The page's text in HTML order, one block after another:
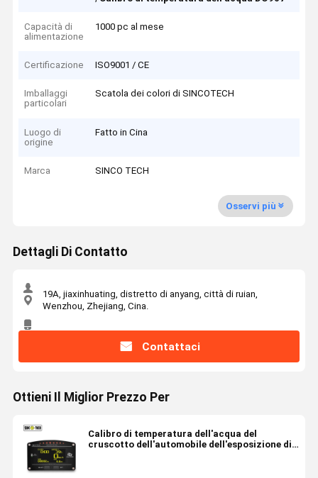
Capacità di
alimentazione
1000 pc al mese
Certificazione ISO9001 / CE
Imballaggi
particolari
Scatola dei colori di SINCOTECH
Luogo di
origine
Fatto in Cina
Marca SINCO TECH
Osservi più
Dettagli Di Contatto
19A, jiaxinhuating, distretto di anyang, città di ruian,
Wenzhou, Zhejiang, Cina.
Contattaci
Ottieni Il Miglior Prezzo Per
Calibro di temperatura dell'acqua del
cruscotto dell'automobile dell'esposizione di